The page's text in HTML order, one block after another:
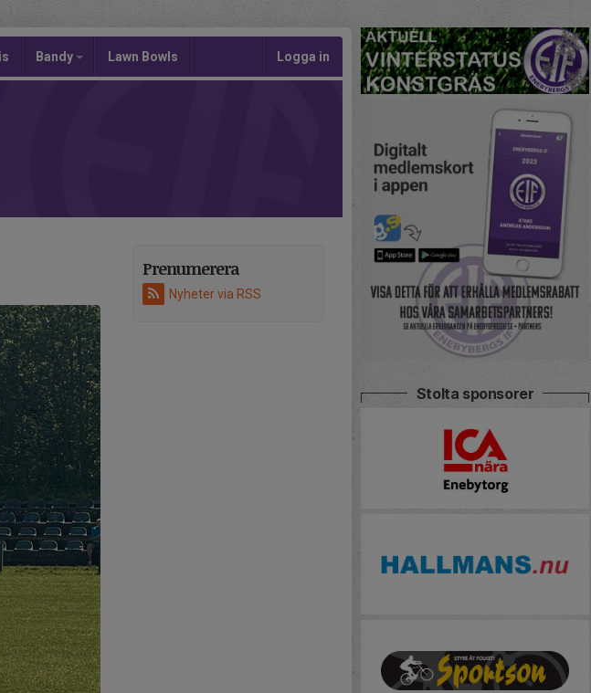
Bandy Lawn Bowls Logga in
Prenumerera
Nyheter via RSS
Stolta sponsorer